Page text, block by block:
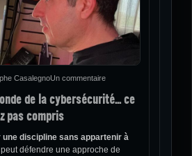
CasalegnoUn commentaire
de la cybersécurité… ce
pas compris
une discipline sans appartenir à
peut défendre une approche de